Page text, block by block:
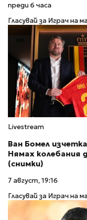
преди 6 часа
Гласувай за Играч на
Livestream
Ван Бомел
Нямах колебания
(снимки)
7 август, 19:16
Гласувай за Играч на